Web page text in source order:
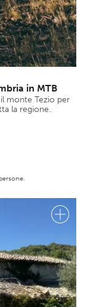
in MTB
monte Tezio per
la regione.